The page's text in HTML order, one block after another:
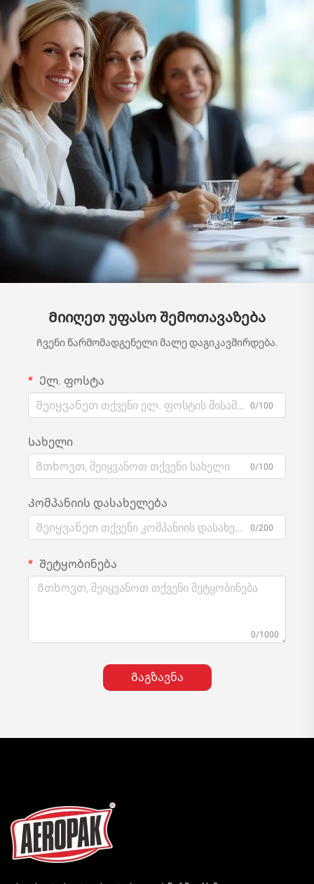
Მიიღეთ უფასო შემოთავაზება
Ჩვენი წარმომადგენელი მალე დაგიკავშირდება.
Ელ. ფოსტა
0/100
Სახელი
0/100
Კომპანიის დასახელება
0/200
Შეტყობინება
0/1000
Გაგზავნა